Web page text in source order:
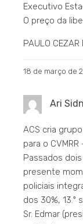
Executivo
O preço da
PAULO CEZAR
18 de março de
Ari
ACS cria
para o
Passados
presente
policiais
dos 30%, 13.º
Sr. Edmar